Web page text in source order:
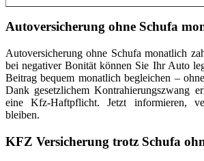
Autoversicherung ohne Schufa
Autoversicherung ohne Schufa monatlich
bei negativer Bonität können Sie Ihr Auto
Beitrag bequem monatlich begleichen –
Dank gesetzlichem Kontrahierungszwang
eine Kfz-Haftpflicht. Jetzt informieren,
bleiben.
KFZ Versicherung trotz Schufa